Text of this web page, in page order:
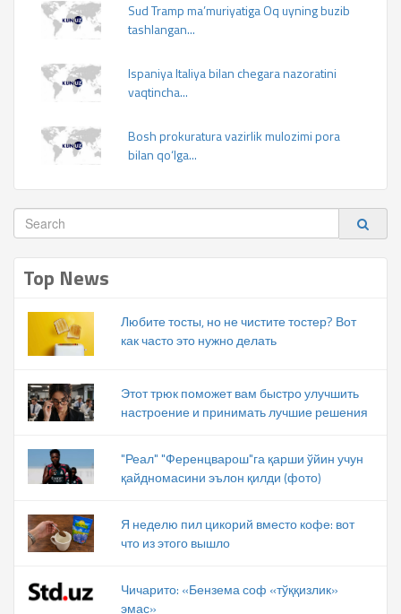
Sud Tramp ma’muriyatiga Oq uyning buzib
tashlangan...
Ispaniya Italiya bilan chegara nazoratini
vaqtincha...
Bosh prokuratura vazirlik mulozimi pora
bilan qo‘lga...
Top News
Любите тосты, но не чистите тостер? Вот
как часто это нужно делать
Этот трюк поможет вам быстро улучшить
настроение и принимать лучшие решения
"Реал" "Ференцварош"га қарши ўйин учун
қайдномасини эълон қилди (фото)
Я неделю пил цикорий вместо кофе: вот
что из этого вышло
Чичарито: «Бензема соф «тўққизлик»
эмас»